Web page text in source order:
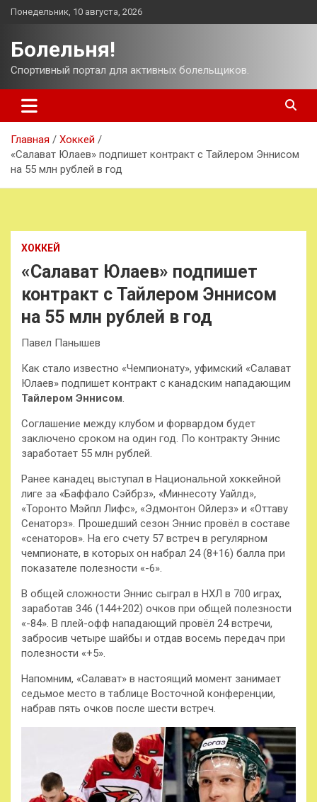
Перейти
Понедельник, 10 августа, 2026
Болельня!
Спортивный портал для активных болельщиков.
Главная
Хоккей
«Салават Юлаев» подпишет контракт с Тайлером Эннисом
на 55 млн рублей в год
ХОККЕЙ
«Салават Юлаев» подпишет
контракт с Тайлером Эннисом
на 55 млн рублей в год
Павел Панышев
Как стало известно «Чемпионату», уфимский «Салават
Юлаев» подпишет контракт с канадским нападающим
Тайлером Эннисом.
Соглашение между клубом и форвардом будет
заключено сроком на один год. По контракту Эннис
заработает 55 млн рублей.
Ранее канадец выступал в Национальной хоккейной
лиге за «Баффало Сэйбрз», «Миннесоту Уайлд»,
«Торонто Мэйпл Лифс», «Эдмонтон Ойлерз» и «Оттаву
Сенаторз». Прошедший сезон Эннис провёл в составе
«сенаторов». На его счету 57 встреч в регулярном
чемпионате, в которых он набрал 24 (8+16) балла при
показателе полезности «-6».
В общей сложности Эннис сыграл в НХЛ в 700 играх,
заработав 346 (144+202) очков при общей полезности
«-84». В плей-офф нападающий провёл 24 встречи,
забросив четыре шайбы и отдав восемь передач при
полезности «+5».
Напомним, «Салават» в настоящий момент занимает
седьмое место в таблице Восточной конференции,
набрав пять очков после шести встреч.